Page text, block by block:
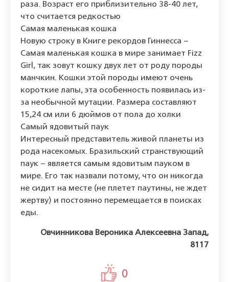
раза. Возраст его приблизительно 38-40 лет,
что считается редкостью
Самая маленькая кошка
Новую строку в Книге рекордов Гиннесса –
Самая маленькая кошка в мире занимает Fizz
Girl, так зовут кошку двух лет от роду породы
манчкин. Кошки этой породы имеют очень
короткие лапы, эта особенность появилась из-
за необычной мутации. Размера составляют
15,24 см или 6 дюймов от пола до холки
Самый ядовитый паук
Интересный представитель живой планеты из
рода насекомых. Бразильский странствующий
паук – является самым ядовитым пауком в
мире. Его так назвали потому, что он никогда
не сидит на месте (не плетет паутины, не ждет
жертву) и постоянно перемещается в поисках
еды.
Овчинникова Вероника Алексеевна Запад,
8117
0